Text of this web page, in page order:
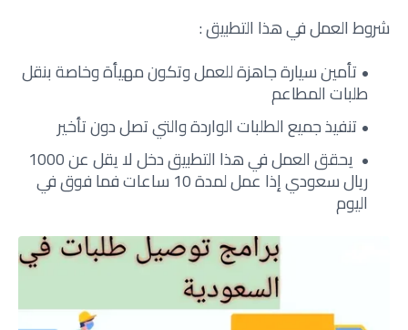
شروط العمل في هذا التطبيق :
تأمين سيارة جاهزة للعمل وتكون مهيأة وخاصة بنقل
طلبات المطاعم
تنفيذ جميع الطلبات الواردة والتي تصل دون تأخير
يحقق العمل في هذا التطبيق دخل لا يقل عن 1000
ريال سعودي إذا عمل لمدة 10 ساعات فما فوق في
اليوم